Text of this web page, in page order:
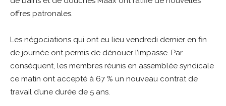
offres patronales.
Les négociations qui ont eu lieu vendredi dernier en fin
de journée ont permis de dénouer l’impasse. Par
conséquent, les membres réunis en assemblée syndicale
ce matin ont accepté à 67 % un nouveau contrat de
travail d’une durée de 5 ans.